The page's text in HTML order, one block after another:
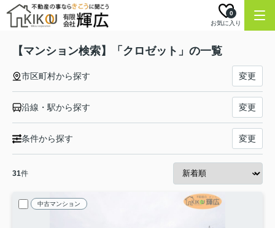
お気に入り
0
【マンション検索】「クロゼット」の一覧
市区町村から探す 変更
沿線・駅から探す 変更
条件から探す 変更
31件
中古マンション